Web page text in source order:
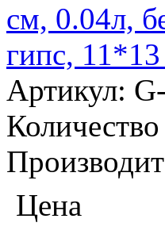
гипс,
Артикул:
Цена